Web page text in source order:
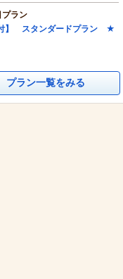
プラン
付】 スタンダードプラン ★
プラン一覧をみる